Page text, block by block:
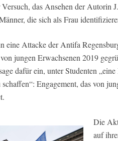
das Ansehen der Autorin
die sich als Frau
eine Attacke der Antifa
jungen Erwachsenen 2019
dafür ein, unter Studenten
Engagement, das von
Die
auf